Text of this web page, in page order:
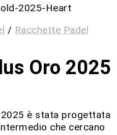
/ Racchette Padel
Oro 2025
2025 è stata progettata
che cercano